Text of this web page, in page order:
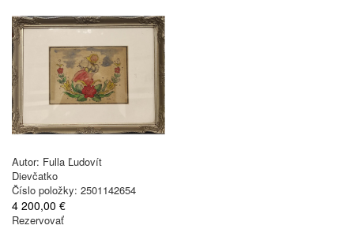
Autor: Fulla Ľudovít
Dievčatko
Číslo položky: 2501142654
4 200,00 €
Rezervovať